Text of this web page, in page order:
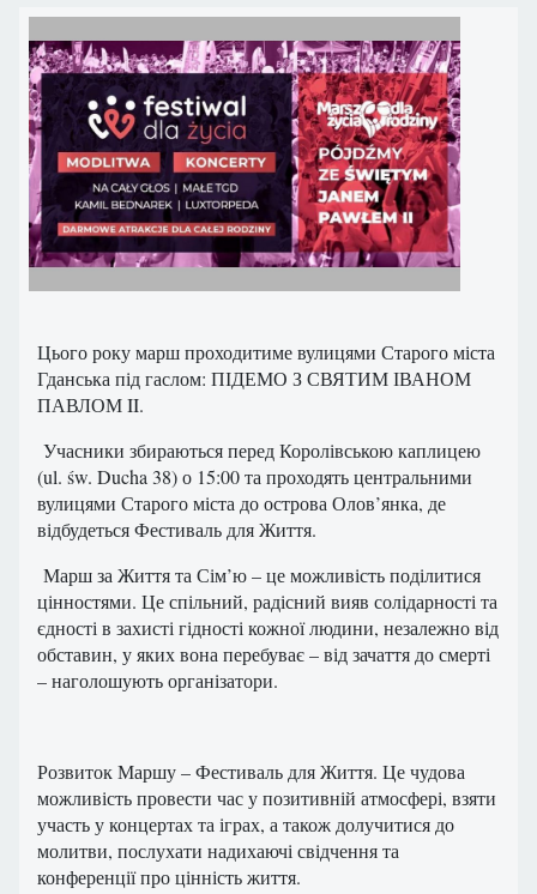
Цього року марш проходитиме вулицями Старого міста
Гданська під гаслом: ПІДЕМО З СВЯТИМ ІВАНОМ
ПАВЛОМ II.
Учасники збираються перед Королівською каплицею
(ul. św. Ducha 38) о 15:00 та проходять центральними
вулицями Старого міста до острова Олов’янка, де
відбудеться Фестиваль для Життя.
Марш за Життя та Сім’ю – це можливість поділитися
цінностями. Це спільний, радісний вияв солідарності та
єдності в захисті гідності кожної людини, незалежно від
обставин, у яких вона перебуває – від зачаття до смерті
– наголошують організатори.
Розвиток Маршу – Фестиваль для Життя. Це чудова
можливість провести час у позитивній атмосфері, взяти
участь у концертах та іграх, а також долучитися до
молитви, послухати надихаючі свідчення та
конференції про цінність життя.